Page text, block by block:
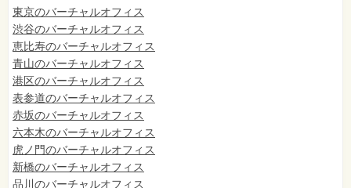
東京のバーチャルオフィス
渋谷のバーチャルオフィス
恵比寿のバーチャルオフィス
青山のバーチャルオフィス
港区のバーチャルオフィス
表参道のバーチャルオフィス
赤坂のバーチャルオフィス
六本木のバーチャルオフィス
虎ノ門のバーチャルオフィス
新橋のバーチャルオフィス
品川のバーチャルオフィス